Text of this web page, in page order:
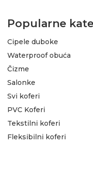
Popularne
Cipele duboke
Waterproof obuća
Čizme
Salonke
Svi koferi
PVC Koferi
Tekstilni koferi
Fleksibilni koferi